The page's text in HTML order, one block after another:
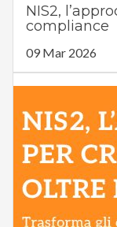
NIS2,
compliance
09 Mar 2026